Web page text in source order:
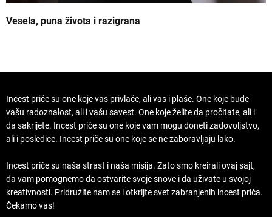
Vesela, puna života i razigrana
Incest priče su one koje vas privlače, ali vas i plaše. One koje bude
vašu radoznalost, ali i vašu savest. One koje želite da pročitate, ali i
da sakrijete. Incest priče su one koje vam mogu doneti zadovoljstvo,
ali i posledice. Incest priče su one koje se ne zaboravljaju lako.
Incest priče su naša strast i naša misija. Zato smo kreirali ovaj sajt,
da vam pomognemo da ostvarite svoje snove i da uživate u svojoj
kreativnosti. Pridružite nam se i otkrijte svet zabranjenih incest priča.
Čekamo vas!